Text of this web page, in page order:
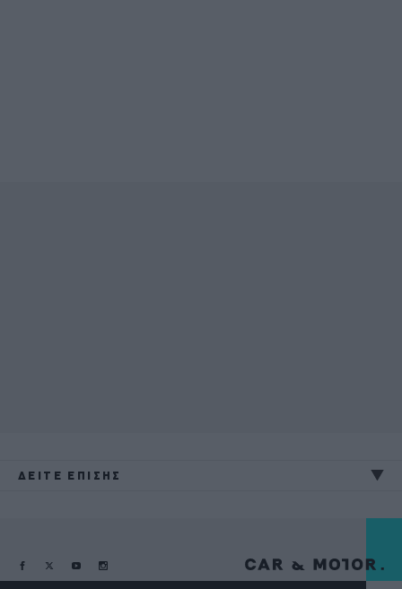
ΔΕΙΤΕ ΕΠΙΣΗΣ